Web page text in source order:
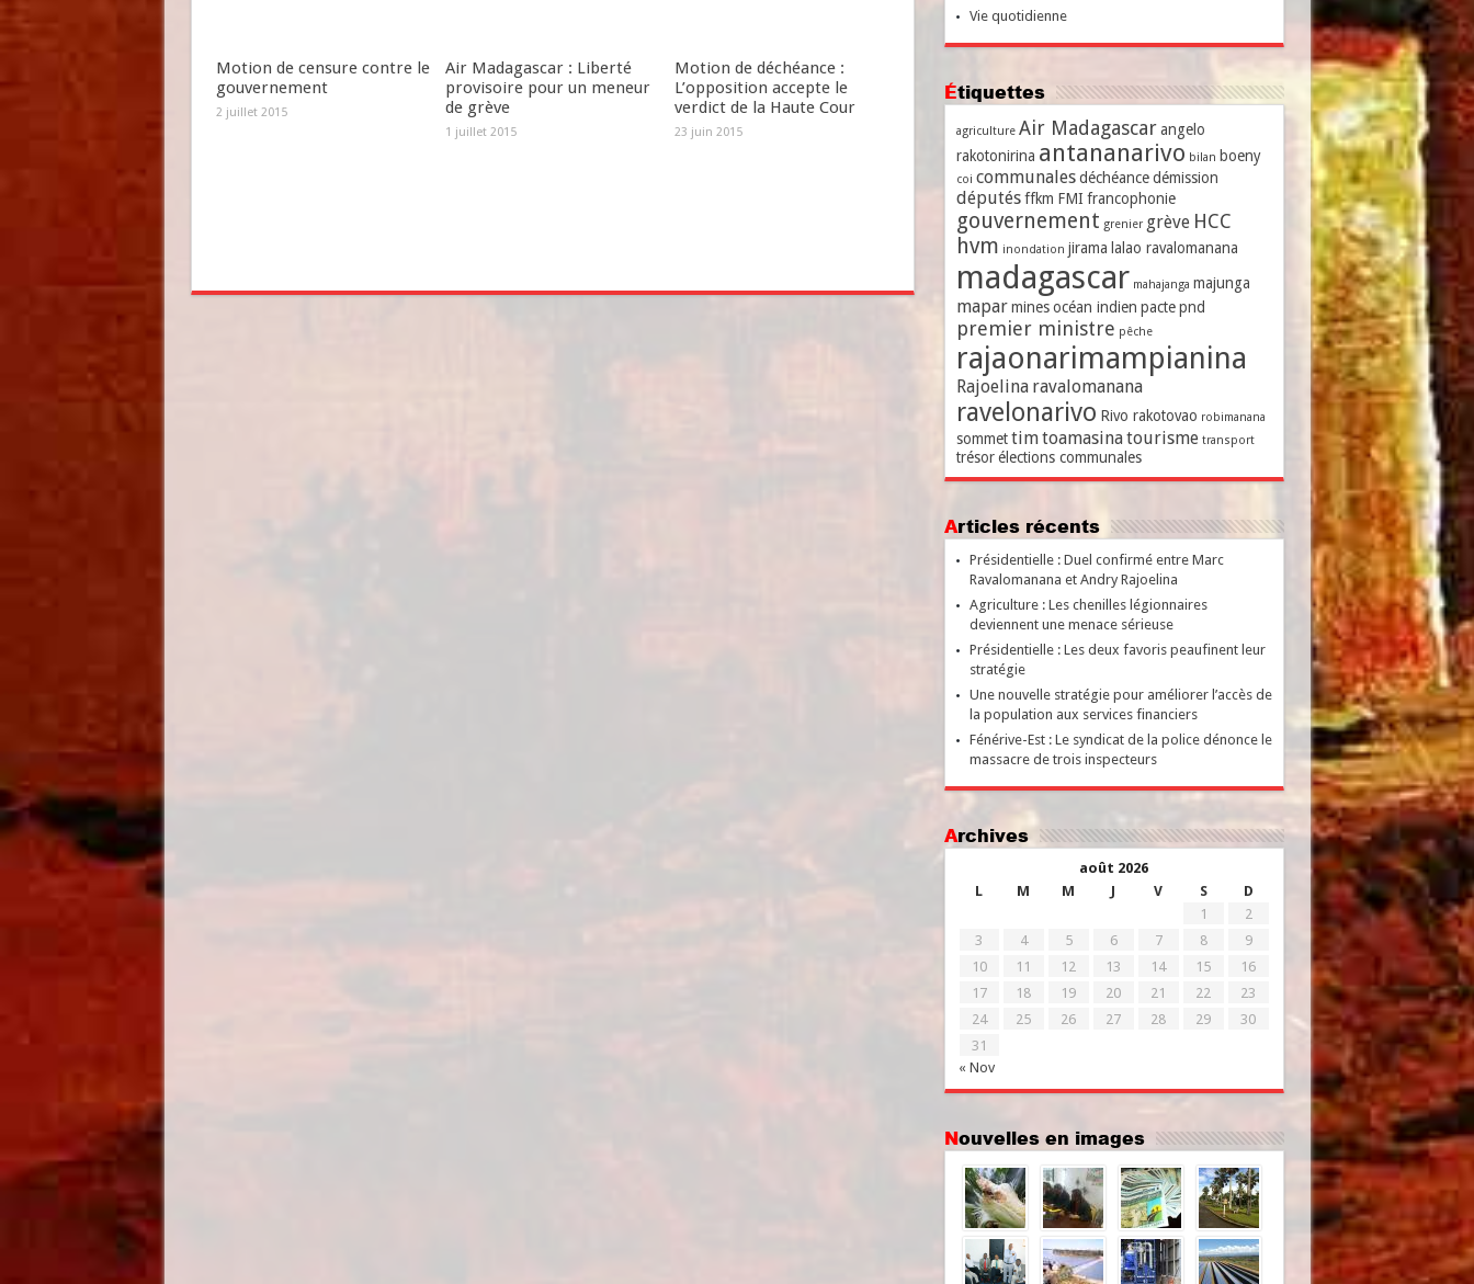
Motion de censure contre le
gouvernement
2 juillet 2015
Air Madagascar : Liberté
provisoire pour un meneur
de grève
1 juillet 2015
Motion de déchéance :
L’opposition accepte le
verdict de la Haute Cour
23 juin 2015
Vie quotidienne
Étiquettes
agriculture Air Madagascar angelo
rakotonirina antananarivo bilan boeny
coi communales déchéance démission
députés ffkm FMI francophonie
gouvernement grenier grève HCC
hvm inondation jirama lalao ravalomanana
madagascar mahajanga majunga
mapar mines océan indien pacte pnd
premier ministre pêche
rajaonarimampianina
Rajoelina ravalomanana
ravelonarivo Rivo rakotovao robimanana
sommet timtoamasinatourisme transport
trésor élections communales
Articles récents
Présidentielle : Duel confirmé entre Marc
Ravalomanana et Andry Rajoelina
Agriculture : Les chenilles légionnaires
deviennent une menace sérieuse
Présidentielle : Les deux favoris peaufinent leur
stratégie
Une nouvelle stratégie pour améliorer l’accès de
la population aux services financiers
Fénérive-Est : Le syndicat de la police dénonce le
massacre de trois inspecteurs
Archives
août 2026
L
M M J V S D
« Nov
1
2
3
4 5 6 7 8
9
10
11 12 13 14 15
16
17
18 19 20 21 22
23
24
25 26 27 28 29
30
31
Nouvelles en images